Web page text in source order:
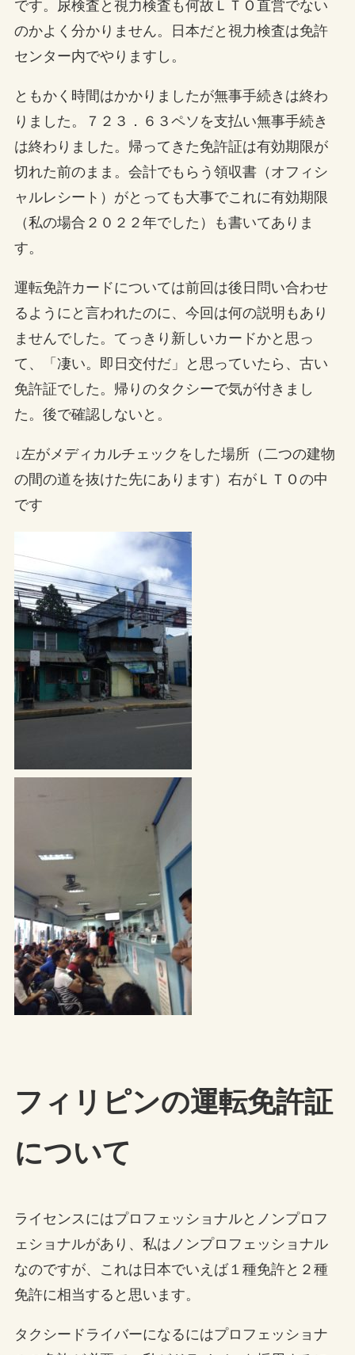
です。尿検査と視力検査も何故ＬＴＯ直営でない
のかよく分かりません。日本だと視力検査は免許
センター内でやりますし。
ともかく時間はかかりましたが無事手続きは終わ
りました。７２３．６３ペソを支払い無事手続き
は終わりました。帰ってきた免許証は有効期限が
切れた前のまま。会計でもらう領収書（オフィシ
ャルレシート）がとっても大事でこれに有効期限
（私の場合２０２２年でした）も書いてありま
す。
運転免許カードについては前回は後日問い合わせ
るようにと言われたのに、今回は何の説明もあり
ませんでした。てっきり新しいカードかと思っ
て、「凄い。即日交付だ」と思っていたら、古い
免許証でした。帰りのタクシーで気が付きまし
た。後で確認しないと。
↓左がメディカルチェックをした場所（二つの建物
の間の道を抜けた先にあります）右がＬＴＯの中
です
フィリピンの運転免許証
について
ライセンスにはプロフェッショナルとノンプロフ
ェショナルがあり、私はノンプロフェッショナル
なのですが、これは日本でいえば１種免許と２種
免許に相当すると思います。
タクシードライバーになるにはプロフェッショナ